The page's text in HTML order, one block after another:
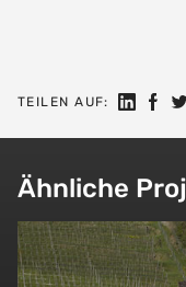
TEILEN AUF: Auf Auf
Ähnliche